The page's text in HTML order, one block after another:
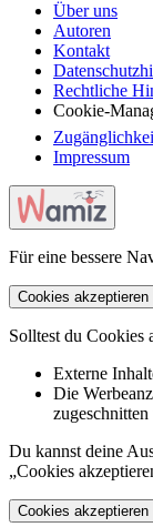
Über uns
Autoren
Kontakt
Rechtliche
Cookie-
Impressum
Für eine bessere
Cookies akzeptieren
Solltest du Cookies
Externe
Die
Du kannst deine
„Cookies
Cookies akzeptieren